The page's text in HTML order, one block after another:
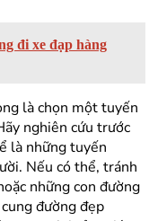
đi xe đạp hàng
là chọn một tuyến
nghiên cứu trước
là những tuyến
Nếu có thể, tránh
những con đường
đường đẹp